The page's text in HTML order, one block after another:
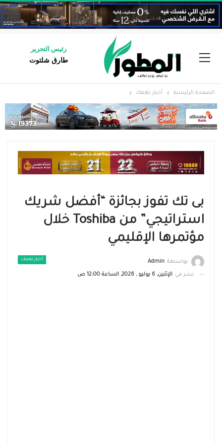
رئيس التحرير
طارق شلتوت
الصفحة الرئيسية أخبار تهمك
بى تك تفوز بجائزة “أفضل شريك
استراتيجي” من Toshiba خلال
مؤتمرها الإقليمي
أخبار تهمك بواسطة Admin
نشر في الإثنين, 6 يوليو , 2026, الساعة 12:00 ص